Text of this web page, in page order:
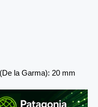
la Garma): 20 mm